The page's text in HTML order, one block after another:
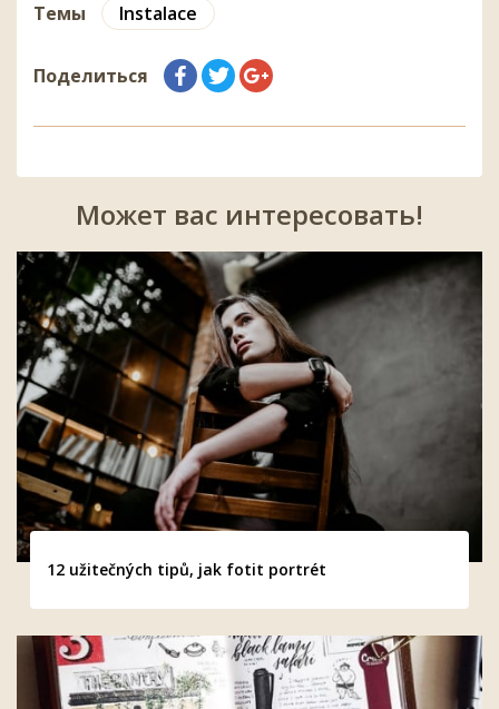
Темы Instalace
Поделиться
Может вас интересовать!
12 užitečných tipů, jak fotit portrét